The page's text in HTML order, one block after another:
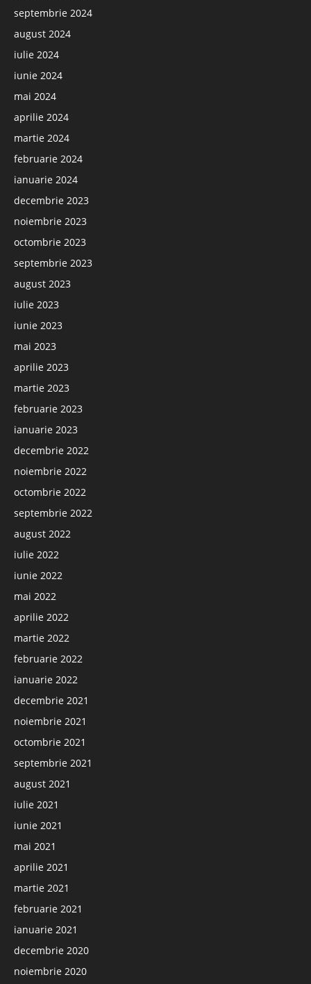
septembrie 2024
august 2024
iulie 2024
iunie 2024
mai 2024
aprilie 2024
martie 2024
februarie 2024
ianuarie 2024
decembrie 2023
noiembrie 2023
octombrie 2023
septembrie 2023
august 2023
iulie 2023
iunie 2023
mai 2023
aprilie 2023
martie 2023
februarie 2023
ianuarie 2023
decembrie 2022
noiembrie 2022
octombrie 2022
septembrie 2022
august 2022
iulie 2022
iunie 2022
mai 2022
aprilie 2022
martie 2022
februarie 2022
ianuarie 2022
decembrie 2021
noiembrie 2021
octombrie 2021
septembrie 2021
august 2021
iulie 2021
iunie 2021
mai 2021
aprilie 2021
martie 2021
februarie 2021
ianuarie 2021
decembrie 2020
noiembrie 2020